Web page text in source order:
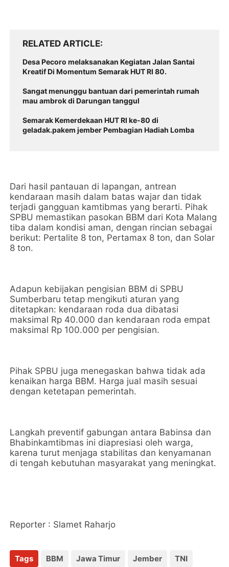
RELATED ARTICLE
Desa Pecoro melaksanakan Kegiatan Jalan Santai
Kreatif Di Momentum Semarak HUT RI 80.
Sangat menunggu bantuan dari pemerintah rumah
mau ambrok di Darungan tanggul
Semarak Kemerdekaan HUT RI ke-80 di
geladak.pakem jember Pembagian Hadiah Lomba
Dari hasil pantauan di lapangan, antrean
kendaraan masih dalam batas wajar dan tidak
terjadi gangguan kamtibmas yang berarti. Pihak
SPBU memastikan pasokan BBM dari Kota Malang
tiba dalam kondisi aman, dengan rincian sebagai
berikut: Pertalite 8 ton, Pertamax 8 ton, dan Solar
8 ton.
Adapun kebijakan pengisian BBM di SPBU
Sumberbaru tetap mengikuti aturan yang
ditetapkan: kendaraan roda dua dibatasi
maksimal Rp 40.000 dan kendaraan roda empat
maksimal Rp 100.000 per pengisian.
Pihak SPBU juga menegaskan bahwa tidak ada
kenaikan harga BBM. Harga jual masih sesuai
dengan ketetapan pemerintah.
Langkah preventif gabungan antara Babinsa dan
Bhabinkamtibmas ini diapresiasi oleh warga,
karena turut menjaga stabilitas dan kenyamanan
di tengah kebutuhan masyarakat yang meningkat.
Reporter : Slamet Raharjo
Tags BBM Jawa Timur Jember TNI